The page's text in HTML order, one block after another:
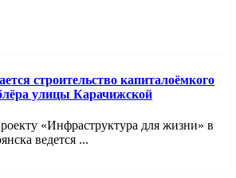
строительство капиталоёмкого
улицы Карачижской
«Инфраструктура для жизни» в
ведется ...